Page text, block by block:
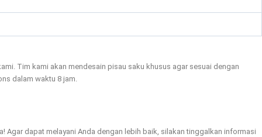
Tim kami akan mendesain pisau saku khusus agar sesuai dengan
dalam waktu 8 jam.
dapat melayani Anda dengan lebih baik, silakan tinggalkan informasi